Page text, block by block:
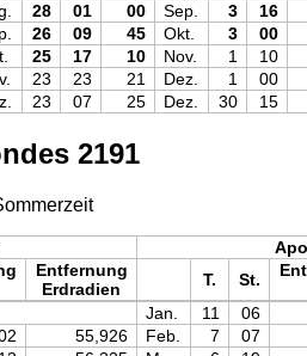
28 01 00 Sep. 3
16
26 09 45 Okt. 3
00
25 17 10 Nov. 1
10
23 23 21 Dez. 1
00
23 07 25 Dez. 30 15
2191
Entfernung
Erdradien
T. St.
Jan. 11
06
55,926 Feb. 7
07